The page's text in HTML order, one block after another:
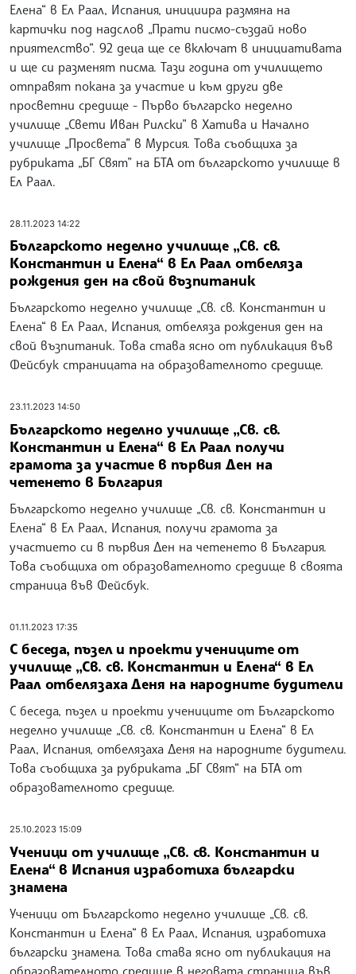
Елена“ в Ел Раал, Испания, инициира размяна на
картички под надслов „Прати писмо-създай ново
приятелство“. 92 деца ще се включат в инициативата
и ще си разменят писма. Тази година от училището
отправят покана за участие и към други две
просветни средище - Първо българско неделно
училище „Свети Иван Рилски” в Хатива и Начално
училище „Просвета” в Мурсия. Това съобщиха за
рубриката „БГ Свят” на БТА от българското училище в
Ел Раал.
28.11.2023 14:22
Българското неделно училище „Св. св.
Константин и Елена“ в Ел Раал отбеляза
рождения ден на свой възпитаник
Българското неделно училище „Св. св. Константин и
Елена“ в Ел Раал, Испания, отбеляза рождения ден на
свой възпитаник. Това става ясно от публикация във
Фейсбук страницата на образователното средище.
23.11.2023 14:50
Българското неделно училище „Св. св.
Константин и Елена“ в Ел Раал получи
грамота за участие в първия Ден на
четенето в България
Българското неделно училище „Св. св. Константин и
Елена“ в Ел Раал, Испания, получи грамота за
участието си в първия Ден на четенето в България.
Това съобщиха от образователното средище в своята
страница във Фейсбук.
01.11.2023 17:35
С беседа, пъзел и проекти учениците от
училище „Св. св. Константин и Елена“ в Ел
Раал отбелязаха Деня на народните будители
С беседа, пъзел и проекти учениците от Българското
неделно училище „Св. св. Константин и Елена“ в Ел
Раал, Испания, отбелязаха Деня на народните будители.
Това съобщиха за рубриката „БГ Свят“ на БТА от
образователното средище.
25.10.2023 15:09
Ученици от училище „Св. св. Константин и
Елена“ в Испания изработиха български
знамена
Ученици от Българското неделно училище „Св. св.
Константин и Елена“ в Ел Раал, Испания, изработиха
български знамена. Това става ясно от публикация на
образователното средище в неговата страница във